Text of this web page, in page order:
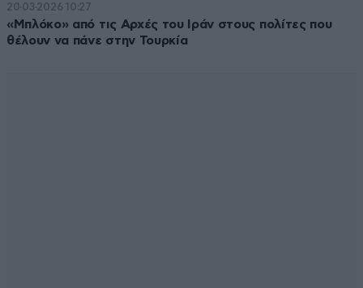
20·03·2026 10:27
«Μπλόκο» από τις Αρχές του Ιράν στους πολίτες που
θέλουν να πάνε στην Τουρκία